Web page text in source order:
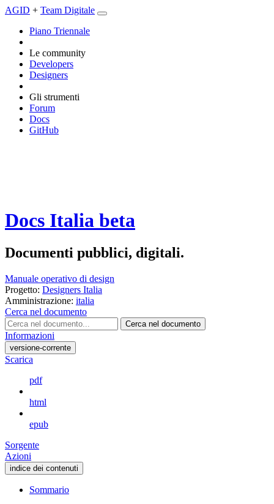
AGID + Team Digitale
Piano Triennale
Le community
Developers
Designers
Gli strumenti
Forum
Docs
GitHub
Docs Italia beta
Documenti pubblici, digitali.
Manuale operativo di design
Progetto: Designers Italia
Amministrazione: italia
Cerca nel documento
Cerca nel documento
Informazioni
versione-corrente
Scarica
pdf
html
epub
Sorgente
Azioni
indice dei contenuti
Sommario